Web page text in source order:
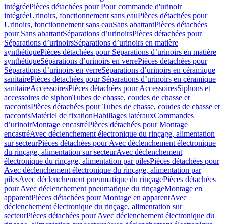
intégréePièces détachées pour Pour commande d'urinoir
intégréeUrinoirs, fonctionnement sans eauPièces détachées pour
Urinoirs, fonctionnement sans eauSans abattantPièces détachées
pour Sans abattantSéparations d’urinoirsPièces détachées pour
Séparations d’urinoirsSéparations d’urinoirs en matière
synthétiquePièces détachées pour Séparations d’urinoirs en matière
synthétiqueSéparations d’urinoirs en verrePièces détachées pour
Séparations d’urinoirs en verreSéparations d’urinoirs en céramique
sanitairePièces détachées pour Séparations d’urinoirs en céramique
sanitaireAccessoiresPièces détachées pour AccessoiresSiphons et
accessoires de siphonTubes de chasse, coudes de chasse et
raccordsPièces détachées pour Tubes de chasse, coudes de chasse et
raccordsMatériel de fixationHabillages latérauxCommandes
dʼurinoirMontage encastréPièces détachées pour Montage
encastréAvec déclenchement électronique du rinçage, alimentation
sur secteurPièces détachées pour Avec déclenchement électronique
du rinçage, alimentation sur secteurAvec déclenchement
électronique du rinçage, alimentation par pilesPièces détachées pour
Avec déclenchement électronique du rinçage, alimentation par
pilesAvec déclenchement pneumatique du rinçagePièces détachées
pour Avec déclenchement pneumatique du rinçageMontage en
apparentPièces détachées pour Montage en apparentAvec
déclenchement électronique du rinçage, alimentation sur
secteurPièces détachées pour Avec déclenchement électronique du